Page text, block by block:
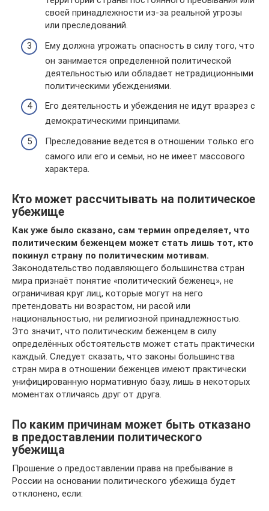
своей принадлежности из-за реальной угрозы
или преследований.
Ему должна угрожать опасность в силу того, что
он занимается определенной политической
деятельностью или обладает нетрадиционными
политическими убеждениями.
Его деятельность и убеждения не идут вразрез с
демократическими принципами.
Преследование ведется в отношении только его
самого или его и семьи, но не имеет массового
характера.
Кто может рассчитывать на политическое
убежище
Как уже было сказано, сам термин определяет, что
политическим беженцем может стать лишь тот, кто
покинул страну по политическим мотивам.
Законодательство подавляющего большинства стран
мира признаёт понятие «политический беженец», не
ограничивая круг лиц, которые могут на него
претендовать ни возрастом, ни расой или
национальностью, ни религиозной принадлежностью.
Это значит, что политическим беженцем в силу
определённых обстоятельств может стать практически
каждый. Следует сказать, что законы большинства
стран мира в отношении беженцев имеют практически
унифицированную нормативную базу, лишь в некоторых
моментах отличаясь друг от друга.
По каким причинам может быть отказано
в предоставлении политического
убежища
Прошение о предоставлении права на пребывание в
России на основании политического убежища будет
отклонено, если: